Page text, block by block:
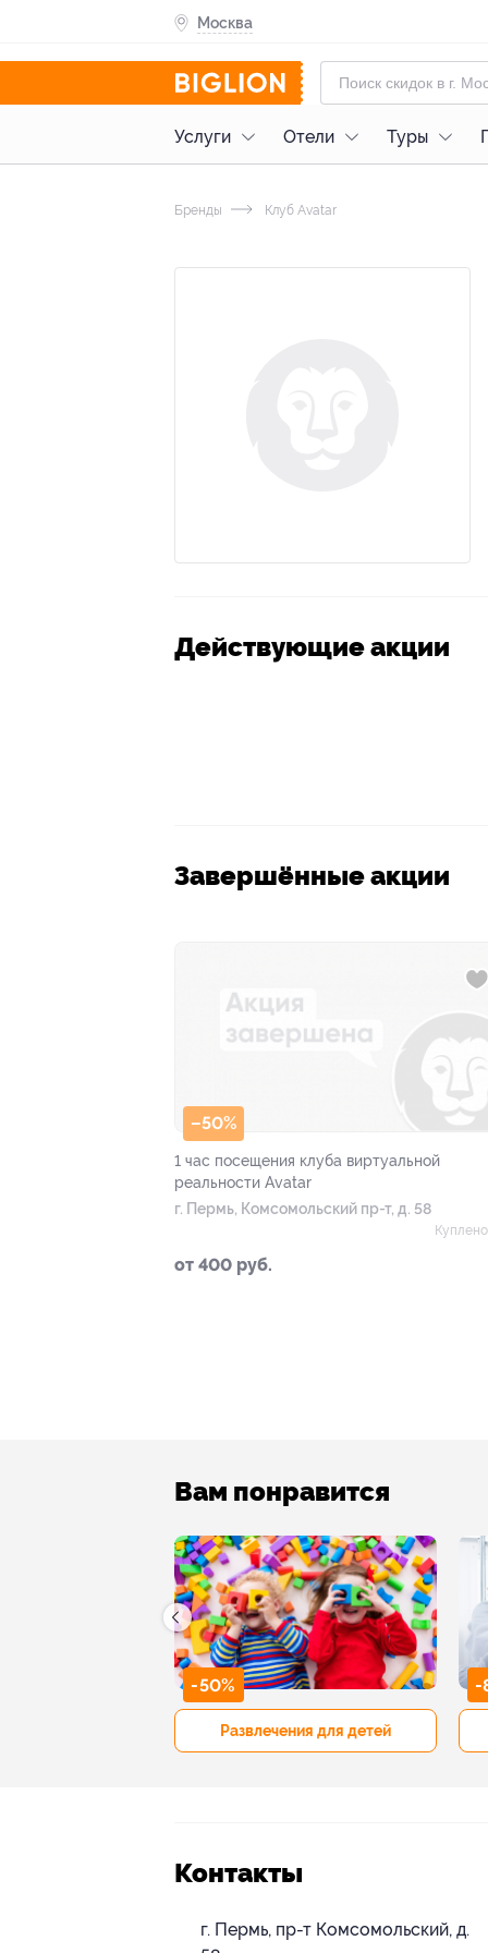
Москва
Услуги Отели Туры
Бренды Клуб Avatar
Действующие акции
Завершённые акции
–50%
1 час посещения клуба виртуальной
реальности Avatar
г. Пермь, Комсомольский пр-т, д. 58
от 400 руб.
Вам понравится
-50%
Развлечения для детей
-
Контакты
г. Пермь, пр-т Комсомольский, д.